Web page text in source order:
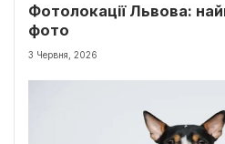
Фотолокації Львова:
фото
3 Червня, 2026